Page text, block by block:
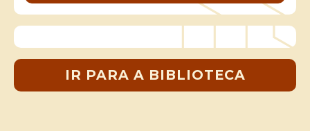
IR PARA A BIBLIOTECA